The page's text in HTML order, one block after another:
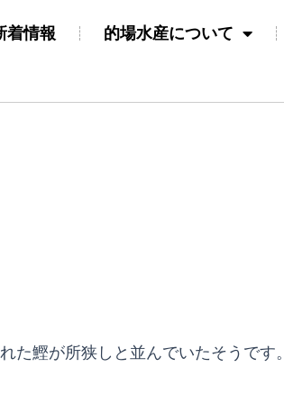
着情報 的場水産について
た鰹が所狭しと並んでいたそうです。